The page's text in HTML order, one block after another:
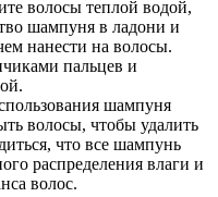
волосы теплой водой,
шампуня в ладони и
нанести на волосы.
пальцев и
шампуня
волосы, чтобы удалить
что все шампунь
распределения влаги и
волос.